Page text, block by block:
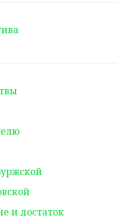
и достаток